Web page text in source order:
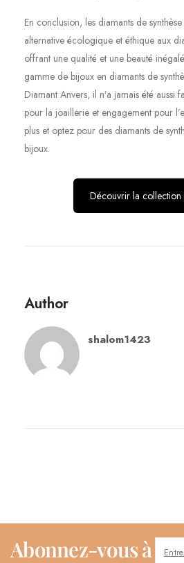
En conclusion, les diamants de
alternative écologique et éthique aux
offrant une qualité et une beauté
gamme de bijoux en diamants de
Diamant Anvers, il n’a jamais été aussi
pour la joaillerie et engagement pour
plus et optez pour des diamants de
bijoux.
Découvrir la collection
Author
shalom1423
Abonnez-vous à